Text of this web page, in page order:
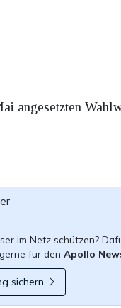
angesetzten
im Netz schützen?
für den Apollo
sichern